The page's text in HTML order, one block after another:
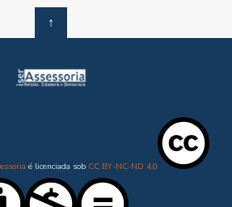
↑
é licenciada sob CC BY-NC-ND 4.0